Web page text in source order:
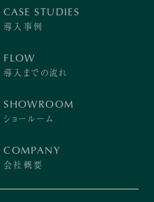
CASE STUDIES
導入事例
FLOW
導入までの流れ
SHOWROOM
ショールーム
COMPANY
会社概要